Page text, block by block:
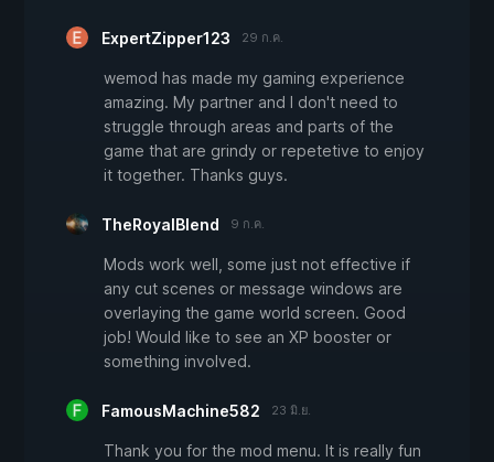
ExpertZipper123 29 ก.ค.
wemod has made my gaming experience
amazing. My partner and I don't need to
struggle through areas and parts of the
game that are grindy or repetetive to enjoy
it together. Thanks guys.
TheRoyalBlend 9 ก.ค.
Mods work well, some just not effective if
any cut scenes or message windows are
overlaying the game world screen. Good
job! Would like to see an XP booster or
something involved.
FamousMachine582 23 มิ.ย.
Thank you for the mod menu. It is really fun